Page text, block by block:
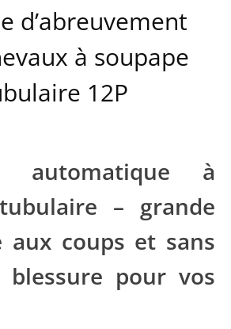
d’abreuvement
à soupape
12P
automatique à
– grande
aux coups et sans
blessure pour vos